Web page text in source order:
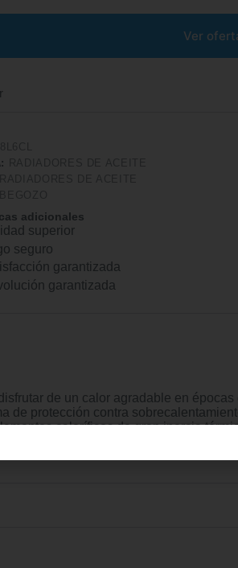
Ver
adicionales
superior
seguro
garantizada
garantizada
de un calor agradable en
protección contra
caloríficos de gran inercia
que facilita su desplazamiento y